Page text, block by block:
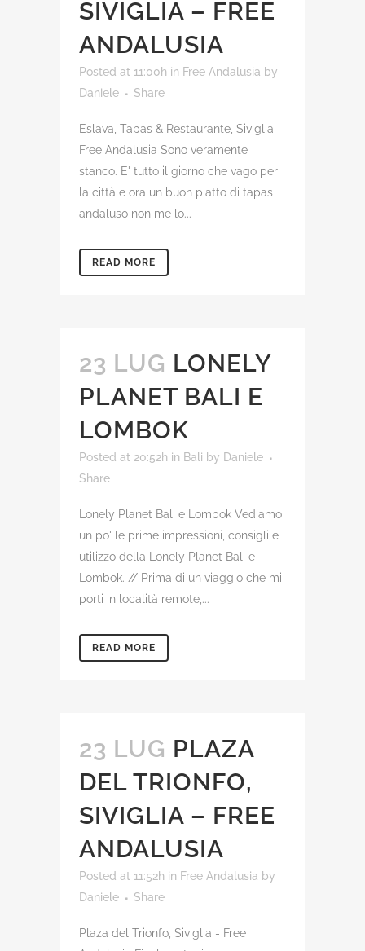
SIVIGLIA – FREE
ANDALUSIA
Posted at 11:00h in Free Andalusia by
Daniele
Share
Eslava, Tapas & Restaurante, Siviglia -
Free Andalusia Sono veramente
stanco. E' tutto il giorno che vago per
la città e ora un buon piatto di tapas
andaluso non me lo...
READ MORE
23 LUG LONELY
PLANET BALI E
LOMBOK
Posted at 20:52h in Bali by Daniele
Share
Lonely Planet Bali e Lombok Vediamo
un po' le prime impressioni, consigli e
utilizzo della Lonely Planet Bali e
Lombok. // Prima di un viaggio che mi
porti in località remote,...
READ MORE
23 LUG PLAZA
DEL TRIONFO,
SIVIGLIA – FREE
ANDALUSIA
Posted at 11:52h in Free Andalusia by
Daniele
Share
Plaza del Trionfo, Siviglia - Free